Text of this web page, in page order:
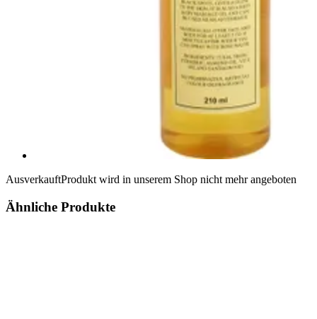
AusverkauftProdukt wird in unserem Shop nicht mehr angeboten
Ähnliche Produkte